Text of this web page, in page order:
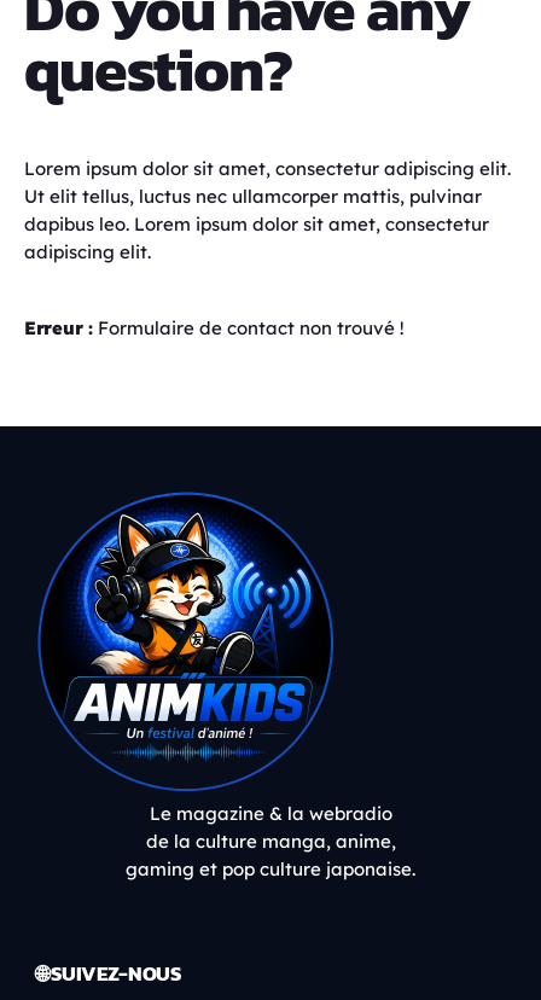
question?
Lorem ipsum dolor sit amet, consectetur adipiscing elit.
Ut elit tellus, luctus nec ullamcorper mattis, pulvinar
dapibus leo. Lorem ipsum dolor sit amet, consectetur
adipiscing elit.
Erreur :Formulaire de contact non trouvé !
Le magazine & la webradio
de la culture manga, anime,
gaming et pop culture japonaise.
🌐 SUIVEZ-NOUS